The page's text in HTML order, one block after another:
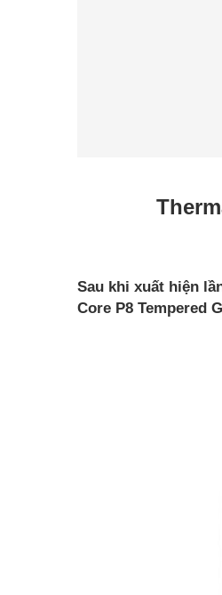
Sau khi xuất hiện
Core P8 Tempered